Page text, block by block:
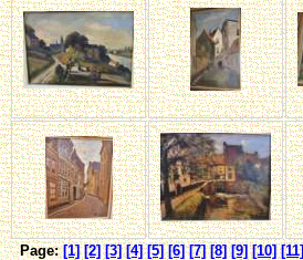
Page:[1] [2] [3] [4] [5] [6] [7] [8] [9] [10] [11]